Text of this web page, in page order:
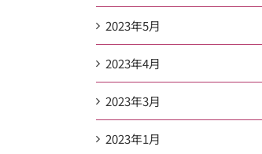
2023年5月
2023年4月
2023年3月
2023年1月